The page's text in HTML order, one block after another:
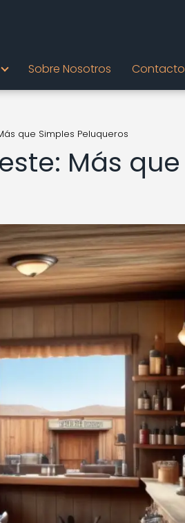
Sobre Nosotros Contacto
que Simples Peluqueros
Más que